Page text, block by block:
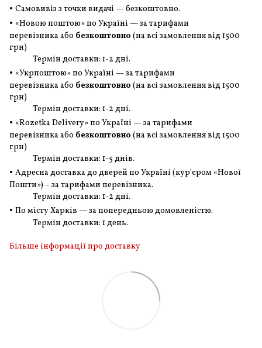
• Самовивіз з точки видачі — безкоштовно.
• «Новою поштою» по Україні — за тарифами
перевізника або безкоштовно (на всі замовленнявід 1500
грн)
Термін доставки: 1-2 дні.
• «Укрпоштою» по Україні — за тарифами
перевізника або безкоштовно (на всі замовленнявід 1500
грн)
Термін доставки: 1-2 дні.
• «Rozetka Delivery» по Україні — за тарифами
перевізника або безкоштовно (на всі замовленнявід 1500
грн)
Термін доставки: 1-5 днів.
• Адресна доставка до дверей по Україні (кур'єром «Нової
Пошти») – за тарифами перевізника.
Термін доставки: 1-2 дні.
• По місту Харків — за попередньою домовленістю.
Термін доставки: 1 день.
Більше інформації про доставку